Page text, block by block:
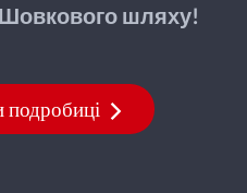
шляху!
подробиці